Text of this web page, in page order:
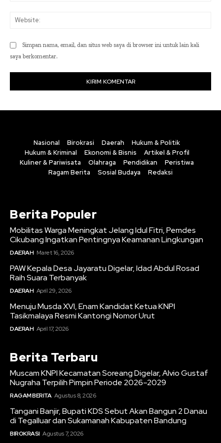
Simpan nama, email, dan situs web saya di browser ini untuk lain kali
saya berkomentar.
Nasional Birokrasi Daerah
Hukum & Politik
Hukum & Kriminal
Ekonomi & Bisnis
Artikel & Profil
Kuliner & Pariwisata
Olahraga Pendidikan
Peristiwa
Ragam Berita
Sosial Budaya Redaksi
Berita Populer
Mobilitas Warga Meningkat Jelang Idul Fitri, Pemdes
Cikubang Ingatkan Pentingnya Keamanan Lingkungan
DAERAH Maret 16, 2026
PAW Kepala Desa Jayaratu Digelar, Idad Abdul Rosad
Raih Suara Terbanyak
DAERAH April 29, 2026
Menuju Musda XVI, Enam Kandidat Ketua KNPI
Tasikmalaya Resmi Kantongi Nomor Urut
DAERAH April 17, 2026
Berita Terbaru
Muscam KNPI Kecamatan Soreang Digelar, Alvio Gustaf
Nugraha Terpilih Pimpin Periode 2026–2029
RAGAM BERITA Agustus 8, 2026
Tangani Banjir, Bupati KDS Sebut Akan Bangun 2 Danau
di Tegalluar dan Sukamanah Kabupaten Bandung
BIROKRASI Agustus 7, 2026